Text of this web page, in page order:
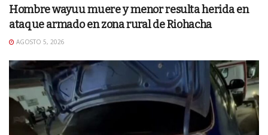
Hombre wayuu muere y menor resulta herida en
ataque armado en zona rural de Riohacha
AGOSTO 5, 2026